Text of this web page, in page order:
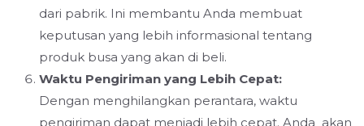
dari pabrik. Ini membantu Anda membuat
keputusan yang lebih informasional tentang
produk busa yang akan di beli.
Waktu Pengiriman yang Lebih Cepat:
Dengan menghilangkan perantara, waktu
pengiriman dapat menjadi lebih cepat. Anda akan